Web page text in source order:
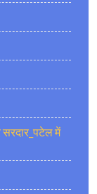
सरदार_पटेल में